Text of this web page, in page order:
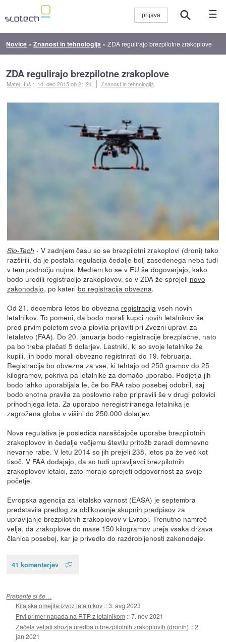
☰
Novice »Znanost in tehnologija »ZDA regulirajo brezpilotne zrakoplove
ZDA regulirajo brezpilotne zrakoplove
Matej Huš :: 14. dec 2015ob 21:24 Znanost in tehnologija
Slo-Tech - V zadnjem času so se brezpilotni zrakoplovi (droni) tako
razširili, da je postala regulacija čedalje bolj zasedenega neba tudi
v tem področju nujna. Medtem ko se v EU še dogovarjajo, kako
bodo uredili registracijo zrakoplovov, so v ZDA že sprejeli novo
zakonodajo, po kateri bo registracija obvezna.
Od 21. decembra letos bo obvezna registracijavseh novih
letalnikov. To pomeni, da bodo morali kupci novih letalnikov še
pred prvim poletom svoja plovila prijaviti pri Zvezni upravi za
letalstvo (FAA). Do 20. januarja bodo registracije brezplačne, nato
pa bo treba plačati 5 dolarjev. Lastniki, ki so svoje letalnike že
kupili, jih bodo morali obvezno registrirati do 19. februarja.
Registracija bo obvezna za vse, ki tehtajo od 250 gramov do 25
kilogramov, pokriva pa letalnike za domačo uporabo. Podjetja jih
bodo lahko uporabljala le, če bo FAA rabo posebej odobril, saj
bodo enotna pravila za poslovno rabo pripravili še v drugi polovici
prihodnjega leta. Za uporabo neregistriranega letalnika je
zagrožena globa v višini do 250.000 dolarjev.
Nova regulativa je posledica naraščajoče uporabe brezpilotnih
zrakoplovov in čedalje večjemu številu pritožb zaradi domnevno
nevarne rabe. V letu 2014 so jih prejeli 238, letos pa že več kot
tisoč. V FAA dodajajo, da so tudi upravljavci brezpilotnih
zrakoplovov letalci, zato morajo sprejeti odgovornost za svoje
početje.
Evropska agencija za letalsko varnost (EASA) je septembra
predstavila predlog za oblikovanje skupnih predpisovza
upravljanje brezpilotnih zrakoplovov v Evropi. Trenutno namreč
velja, da zrakoplove do mase 150 kilogramov ureja vsaka država
članica posebej, kar je privedlo do razdrobljenosti zakonodaje.
41 komentarjev
Preberite si še…
Kitajska omejila izvoz letalnikov ::3. avg 2023
Prvi primer napada na RTP z letalnikom ::7. nov 2021
Začela veljati strožja uredba o brezpilotnih zrakoplovih (dronih) ::2.
jan 2021